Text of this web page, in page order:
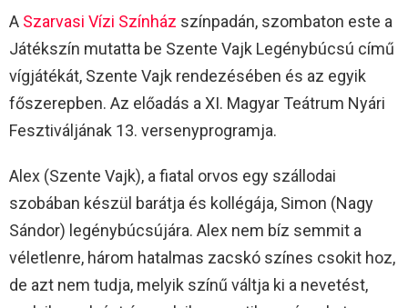
A Szarvasi Vízi Színház színpadán, szombaton este a
Játékszín mutatta be Szente Vajk Legénybúcsú című
vígjátékát, Szente Vajk rendezésében és az egyik
főszerepben. Az előadás a XI. Magyar Teátrum Nyári
Fesztiváljának 13. versenyprogramja.
Alex (Szente Vajk), a fiatal orvos egy szállodai
szobában készül barátja és kollégája, Simon (Nagy
Sándor) legénybúcsújára. Alex nem bíz semmit a
véletlenre, három hatalmas zacskó színes csokit hoz,
de azt nem tudja, melyik színű váltja ki a nevetést,